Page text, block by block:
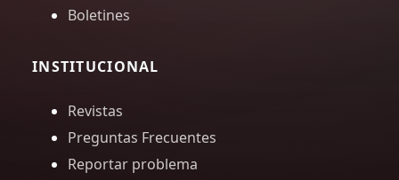
Boletines
INSTITUCIONAL
Revistas
Preguntas Frecuentes
Reportar problema